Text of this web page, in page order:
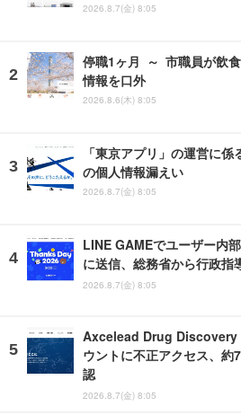
2026.8.7(金) 8:05
停職1ヶ月 ～ 市職員が飲
情報を口外
2026.8.6(木) 8:05
「東京アプリ」の運営に
の個人情報漏えい
2026.8.7(金) 8:05
LINE GAMEでユーザー内
に送信、総務省から行政指
2026.8.7(金) 8:05
Axcelead Drug Discovery
ウントに不正アクセス、
認
2026.8.7(金) 8:05